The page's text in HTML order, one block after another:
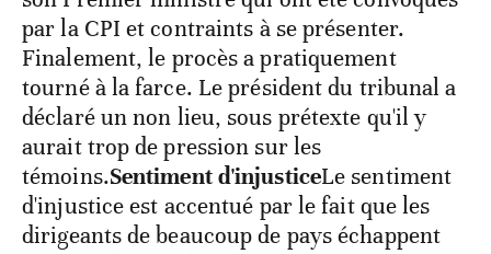
par la CPI et contraints à se présenter.
Finalement, le procès a pratiquement
tourné à la farce. Le président du tribunal a
déclaré un non lieu, sous prétexte qu'il y
aurait trop de pression sur les
témoins.Sentiment d'injusticeLe sentiment
d'injustice est accentué par le fait que les
dirigeants de beaucoup de pays échappent